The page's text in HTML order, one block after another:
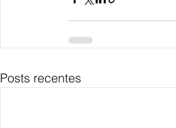
Posts recentes